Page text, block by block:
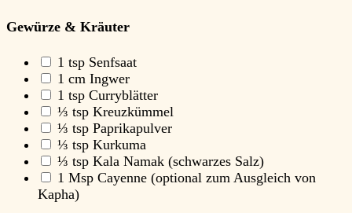
Gewürze & Kräuter
1 tsp Senfsaat
1 cm Ingwer
1 tsp Curryblätter
⅓ tsp Kreuzkümmel
⅓ tsp Paprikapulver
⅓ tsp Kurkuma
⅓ tsp Kala Namak (schwarzes Salz)
1 Msp Cayenne (optional zum Ausgleich von
Kapha)